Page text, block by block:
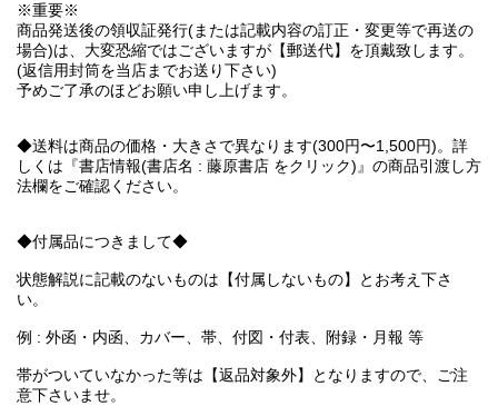
※重要※
商品発送後の領収証発行(または記載内容の訂正・変更等で再送の
場合)は、大変恐縮ではございますが【郵送代】を頂戴致します。
(返信用封筒を当店までお送り下さい)
予めご了承のほどお願い申し上げます。
◆送料は商品の価格・大きさで異なります(300円〜1,500円)。詳
しくは『書店情報(書店名 : 藤原書店 をクリック)』の商品引渡し方
法欄をご確認ください。
◆付属品につきまして◆
状態解説に記載のないものは【付属しないもの】とお考え下さ
い。
例 : 外函・内函、カバー、帯、付図・付表、附録・月報 等
帯がついていなかった等は【返品対象外】となりますので、ご注
意下さいませ。